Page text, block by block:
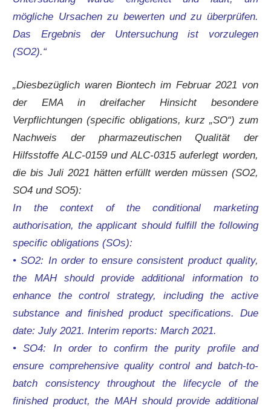
mögliche Ursachen zu bewerten und zu überprüfen.
Das Ergebnis der Untersuchung ist vorzulegen
(SO2).“
„Diesbezüglich waren Biontech im Februar 2021 von
der EMA in dreifacher Hinsicht besondere
Verpflichtungen (specific obligations, kurz „SO“) zum
Nachweis der pharmazeutischen Qualität der
Hilfsstoffe ALC-0159 und ALC-0315 auferlegt worden,
die bis Juli 2021 hättenerfülltwerden müssen (SO2,
SO4 und SO5):
In the context of the conditional marketing
authorisation, the applicant should fulfill the following
specific obligations (SOs):
• SO2: In order to ensure consistent product quality,
the MAH should provide additional information to
enhance the control strategy, including the active
substance and finished product specifications. Due
date: July 2021. Interim reports: March 2021.
• SO4: In order to confirm the purity profile and
ensure comprehensive quality control and batch-to-
batch consistency throughout the lifecycle of the
finished product, the MAH should provide additional